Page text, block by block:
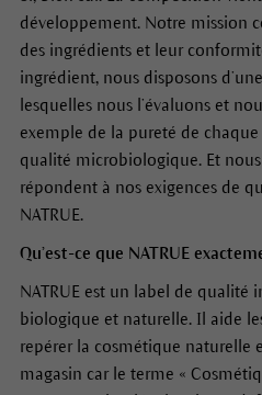
développement. Notre mission
des ingrédients et leur
ingrédient, nous disposons
lesquelles nous l’évaluons et
exemple de la pureté de
qualité microbiologique. Et
répondent à nos exigences de
NATRUE.
Qu’est-ce que NATRUE
NATRUE est un label de
biologique et naturelle. Il aide
repérer la cosmétique naturelle
magasin car le terme «